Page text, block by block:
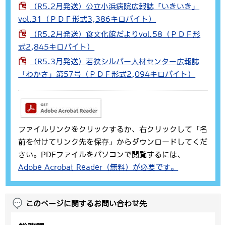
（R5.2月発送）公立小浜病院広報誌「いきいき」
vol.31（ＰＤＦ形式3,386キロバイト）
（R5.2月発送）食文化館だよりvol.58（ＰＤＦ形
式2,845キロバイト）
（R5.3月発送）若狭シルバー人材センター広報誌
「わかさ」第57号（ＰＤＦ形式2,094キロバイト）
ファイルリンクをクリックするか、右クリックして「名
前を付けてリンク先を保存」からダウンロードしてくだ
さい。PDFファイルをパソコンで閲覧するには、
Adobe Acrobat Reader（無料）が必要です。
このページに関するお問い合わせ先